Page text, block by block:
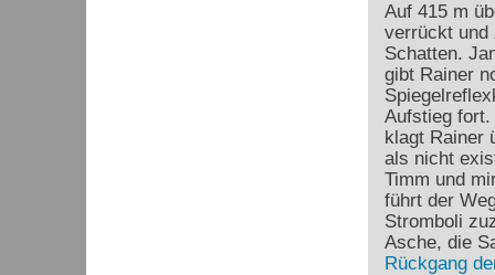
Auf 415 m
verrückt und
Schatten.
gibt Rainer
Aufstieg fort.
klagt Rainer
als nicht
Timm und
führt der
Stromboli
Asche, die
Rückgang